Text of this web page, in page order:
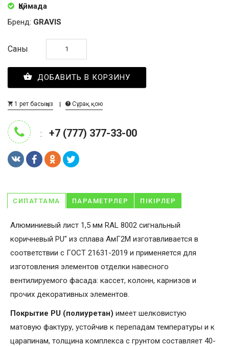
Қоймада
Бренд: GRAVIS
Саны
ДОБАВИТЬ В КОРЗИНУ
1 рет басыңыз Сұрақ қою
: +7 (777) 377-33-00
СИПАТТАМА ПАРАМЕТРЛЕР ПІКІРЛЕР
Алюминиевый лист 1,5 мм RAL 8002 сигнальный
коричневый PU" из сплава АмГ2М изготавливается в
соответствии с ГОСТ 21631-2019 и применяется для
изготовления элементов отделки навесного
вентилируемого фасада: кассет, колонн, карнизов и
прочих декоративных элементов.
Покрытие PU (полиуретан) имеет шелковистую
матовую фактуру, устойчив к перепадам температуры и к
царапинам, толщина комплекса с грунтом составляет 40-